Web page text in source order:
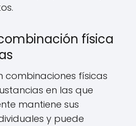
física
combinaciones físicas
en las que
mantiene sus
y puede